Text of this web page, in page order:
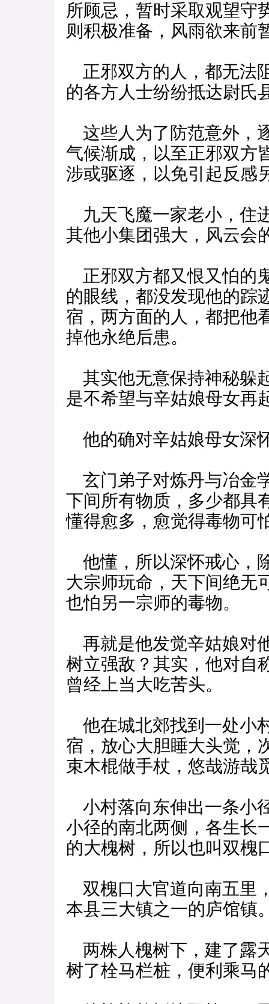
所顾忌，暂时采取观望守
则积极准备，风雨欲来前
正邪双方的人，都无法
的各方人士纷纷抵达尉氏
这些人为了防范意外，
气候渐成，以至正邪双方
涉或驱逐，以免引起反感
九天飞魔一家老小，住
其他小集团强大，风云会
正邪双方都又恨又怕的
的眼线，都没发现他的踪
宿，两方面的人，都把他
掉他永绝后患。
其实他无意保持神秘躲
是不希望与辛姑娘母女再
他的确对辛姑娘母女深
玄门弟子对炼丹与冶金
下间所有物质，多少都具
懂得愈多，愈觉得毒物可
他懂，所以深怀戒心，
大宗师玩命，天下间绝无
也怕另一宗师的毒物。
再就是他发觉辛姑娘对
树立强敌？其实，他对自
曾经上当大吃苦头。
他在城北郊找到一处小
宿，放心大胆睡大头觉，
束木棍做手杖，悠哉游哉
小村落向东伸出一条小
小径的南北两侧，各生长
的大槐树，所以也叫双槐
双槐口大官道向南五里
本县三大镇之一的庐馆镇
两株人槐树下，建了露
树了栓马栏桩，便利乘马